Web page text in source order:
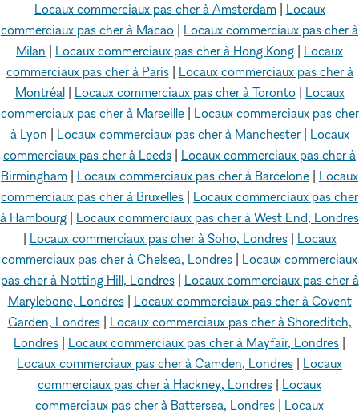
Locaux commerciaux pas cher à Amsterdam| Locaux
commerciaux pas cher à Macao
Locaux commerciaux pas cher à
Milan
Locaux commerciaux pas cher à Hong Kong
Locaux
commerciaux pas cher à Paris| Locaux commerciaux pas cher à
Montréal| Locaux commerciaux pas cher à Toronto| Locaux
commerciaux pas cher à Marseille| Locaux commerciaux pas cher
à Lyon
Locaux commerciaux pas cher à Manchester| Locaux
commerciaux pas cher à Leeds
Locaux commerciaux pas cher à
Birmingham
Locaux commerciaux pas cher à Barcelone
Locaux
commerciaux pas cher à Bruxelles
Locaux commerciaux pas cher
à Hambourg
Locaux commerciaux pas cher à West End, Londres
Locaux commerciaux pas cher à Soho, Londres| Locaux
commerciaux pas cher à Chelsea, Londres
Locaux commerciaux
pas cher à Notting Hill, Londres| Locaux commerciaux pas cher à
Marylebone, Londres| Locaux commerciaux pas cher à Covent
Garden, Londres| Locaux commerciaux pas cher à Shoreditch,
Londres
Locaux commerciaux pas cher à Mayfair, Londres
Locaux commerciaux pas cher à Camden, Londres
Locaux
commerciaux pas cher à Hackney, Londres
Locaux
commerciaux pas cher à Battersea, Londres
Locaux